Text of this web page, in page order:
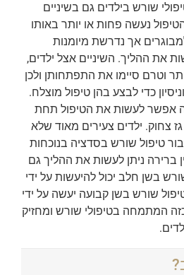
שורש בילדים גם בשיניים
נעשה פחות או יותר באותו
אך נדרשת מיומנות
את ההליך. השיניים אצל ילדים,
וטרם סיימו את התפתחותן ולכן
כדי לבצע בהן טיפול מוצלח.
אפשר לעשות את הטיפול תחת
צחוק. ילדים צעירים מאוד שלא
טיפול שורש בסדציה בנוכחות
ברירה ניתן לעשות את ההליך גם
בשן חלב יכול להיעשות על ידי
שורש בשן קבועה יעשה על ידי
המתמחה בטיפולי שורש ומחזיק